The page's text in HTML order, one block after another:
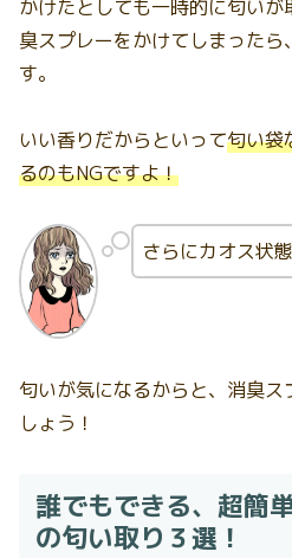
かけたとしても一時的に匂い
臭スプレーをかけてしまった
す。
いい香りだからといって匂い袋
るのもNGですよ！
さらにカオス状
匂いが気になるからと、消臭
しょう！
誰でもできる、超簡
の匂い取り３選！